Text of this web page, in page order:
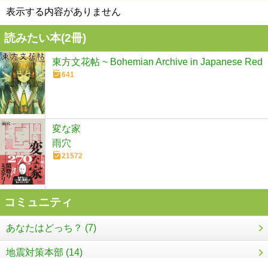
表示する内容がありません
読みたい本(2冊)
東方文花帖 ~ Bohemian Archive in Japanese Red
641
変な家
雨穴
21572
コミュニティ
あなたはどっち？ (7)
地震対策本部 (14)